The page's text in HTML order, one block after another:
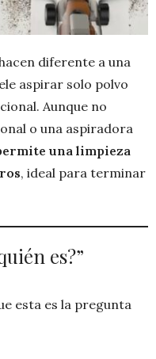
diferente a una
aspirar solo polvo
Aunque no
o una aspiradora
una limpieza
, ideal para terminar
es?”
esta es la pregunta